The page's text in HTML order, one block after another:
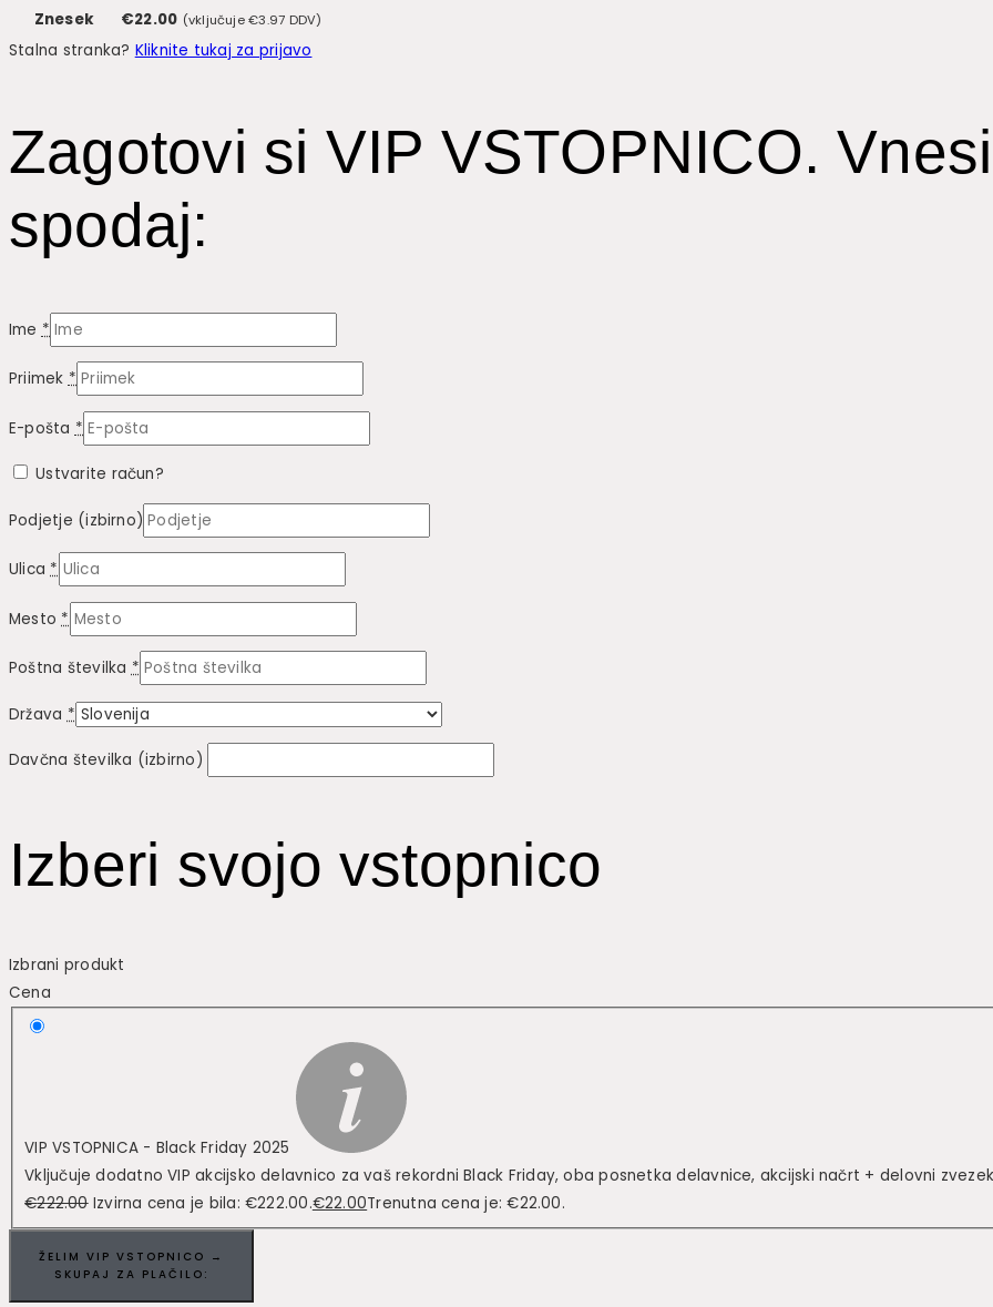
Znesek
€22.00 (vključuje€3.97 DDV)
Stalna stranka? Kliknite tukaj za prijavo
Zagotovi si VIP VSTOPNICO.
spodaj:
Ime *
Priimek *
E-pošta *
Ustvarite račun?
Podjetje (izbirno)
Ulica*
Mesto *
Poštna številka*
Država *
Davčna številka (izbirno)
Izberi svojo vstopnico
Izbrani produkt
Cena
VIP VSTOPNICA - Black Friday 2025
Vključuje dodatno VIP akcijsko delavnico za vaš rekordni Black Friday, oba posnetka delavnice, akcijski načrt + delovni
€222.00 Izvirna cena je bila: €222.00.€22.00Trenutna cena je: €22.00.
ŽELIM VIP VSTOPNICO →